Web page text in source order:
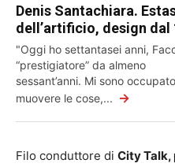
Denis Santachiara.
dell’artificio, design dal
"Oggi ho settantasei anni,
“prestigiatore” da almeno
sessant’anni. Mi sono
muovere le cose,... →
Filo conduttore di City Talk,